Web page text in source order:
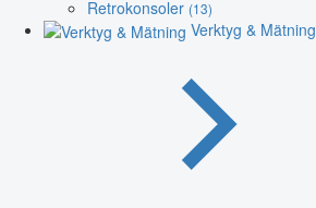
Retrokonsoler (13)
Verktyg & Mätning